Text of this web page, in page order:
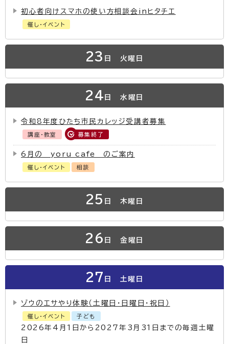
初心者向けスマホの使い方相談会inヒタチエ
催し・イベント
23 日 火曜日
24 日 水曜日
令和8年度ひたち市民カレッジ受講者募集
講座・教室 募集終了
6月の yoru cafe のご案内
催し・イベント 相談
25 日 木曜日
26 日 金曜日
27 日 土曜日
ゾウのエサやり体験（土曜日・日曜日・祝日）
催し・イベント 子ども
2026年4月1日から2027年3月31日までの毎週土曜
日